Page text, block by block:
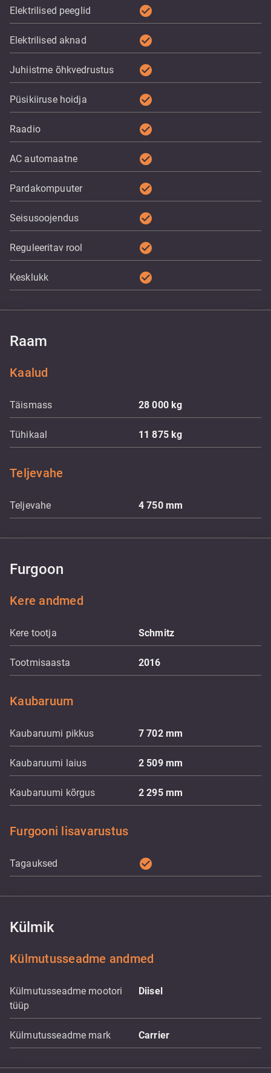
Elektrilised peeglid check_circle
Elektrilised aknad check_circle
Juhiistme õhkvedrustus check_circle
Püsikiiruse hoidja check_circle
Raadio check_circle
AC automaatne check_circle
Pardakompuuter check_circle
Seisusoojendus check_circle
Reguleeritav rool check_circle
Kesklukk check_circle
Raam
Kaalud
Täismass 28 000kg
Tühikaal 11 875kg
Teljevahe
Teljevahe 4 750 mm
Furgoon
Kere andmed
Kere tootja Schmitz
Tootmisaasta 2016
Kaubaruum
Kaubaruumi pikkus 7 702 mm
Kaubaruumi laius 2 509 mm
Kaubaruumi kõrgus 2 295 mm
Furgooni lisavarustus
Tagauksed check_circle
Külmik
Külmutusseadme andmed
Külmutusseadme mootori
tüüp
Diisel
Külmutusseadme mark Carrier